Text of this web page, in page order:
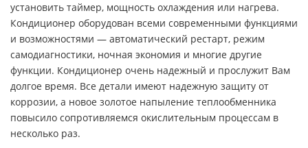
установить таймер, мощность охлаждения или нагрева.
Кондиционер оборудован всеми современными функциями
и возможностями — автоматический рестарт, режим
самодиагностики, ночная экономия и многие другие
функции. Кондиционер очень надежный и прослужит Вам
долгое время. Все детали имеют надежную защиту от
коррозии, а новое золотое напыление теплообменника
повысило сопротивляемся окислительным процессам в
несколько раз.